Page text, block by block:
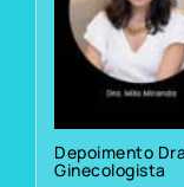
Depoimento
Ginecologista